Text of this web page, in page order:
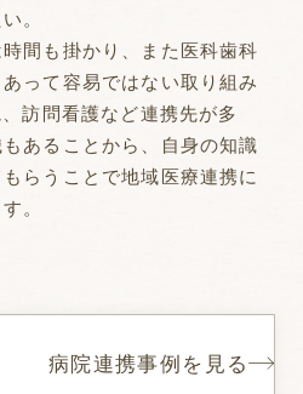
。
間も掛かり、また医科歯科
って容易ではない取り組み
訪問看護など連携先が多
あることから、自身の知識
らうことで地域医療連携に
。
病院連携事例を見る